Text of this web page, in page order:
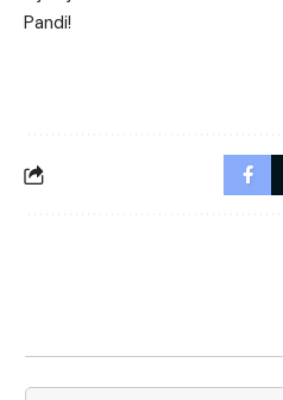
Pandi!